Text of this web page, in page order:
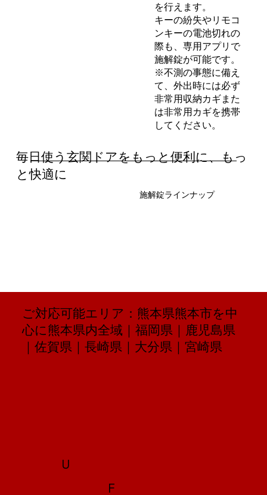
を行えます。
キーの紛失やリモコ
ンキーの電池切れの
際も、専用アプリで
施解錠が可能です。
※不測の事態に備え
て、外出時には必ず
非常用収納カギまた
は非常用カギを携帯
してください。
毎日使う玄関ドアをもっと便利に、もっ
と快適に
施解錠ラインナップ
U
F
ご対応可能エリア：熊本県熊本市を中
心に熊本県内全域｜福岡県｜鹿児島県
｜佐賀県｜長崎県｜大分県｜宮崎県